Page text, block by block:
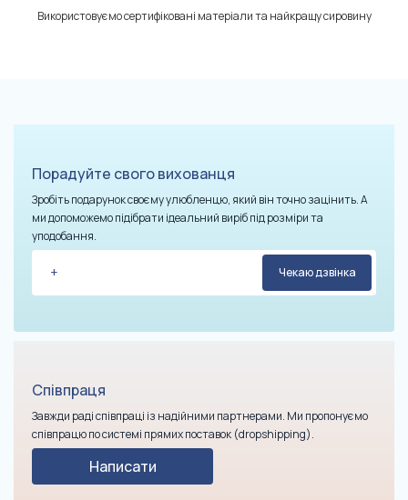
Використовуємо сертифіковані матеріали та найкращу сировину
Порадуйте свого вихованця
Зробіть подарунок своєму улюбленцю, який він точно зацінить. А
ми допоможемо підібрати ідеальний виріб під розміри та
уподобання.
Співпраця
Завжди раді співпраці із надійними партнерами. Ми пропонуємо
співпрацю по системі прямих поставок (dropshipping).
Написати